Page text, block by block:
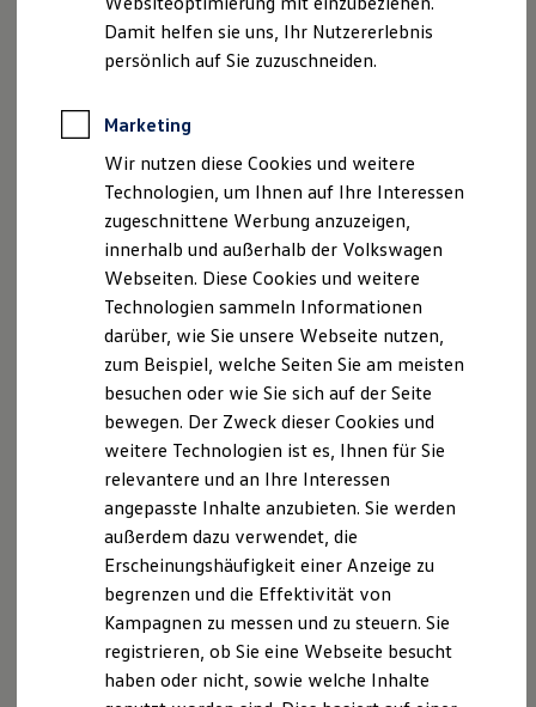
Elektrofahrzeugkonzepte
ID. EVERY1
Reichweite
Rekuperation
Laden unterwegs
Laden Zuhause
Ladestationen finden
Ladezeitensimulator
Batterie
Sicherheit
Nachhaltigkeit
Technologie
Kosten und Kauf
Verbrauchskosten
Kaufoptionen
E-Auto-Förderung
Software und Konnektivität
Die ID. Software 6
ID. Software Versionen und Updates
Digitale Extras
Schnittstellen zu Ihrem ID.
Marke und Erlebnis
Volkswagen R und R Experience
R-Modelle
R Experience
Driving Experience
Volkswagen entdecken
Werkbesichtigung
Fahrassistenzsyste
me im Detail.
Mehr zumConnected Travel Assist
Disclaimer von Volkswagen AG
Beispielhafte Illustration
Im Rahmen der Grenzen des Systems.
Die in dieser Darstellung gezeigten Fahrzeuge und
Ausstattungen können in einzelnen Details vom aktuellen
deutschen Lieferprogramm abweichen. Abgebildet sind
teilweise Sonderausstattungen der Fahrzeuge gegen
Bitte beachten Sie auch unseren Konfigurator für eine
Übersicht der aktuell verfügbaren Modelle und Ausstattungen.
Die angegebenen Verbrauchs- und Emissionswerte beziehen
des Angebots, sondern dienen allein Vergleichszwecken
zwischen den verschiedenen Fahrzeugtypen.
Zusatzausstattungen und Zubehör(Anbauteile, Reifenformat
usw.) können relevante Fahrzeugparameter, wiez. B.Gewicht,
Rollwiderstand und Aerodynamik verändern und neben
Witterungs- und Verkehrsbedingungen sowie dem
individuellen Fahrverhalten den Kraftstoffverbrauch, den
Stromverbrauch, die CO₂-Emissionen und die
Fahrleistungswerte eines Fahrzeugs beeinflussen.
Damit helfen sie uns, Ihr Nutzererlebnis
persönlich auf Sie zuzuschneiden.
Marketing
Wir nutzen diese Cookies und weitere
Technologien, um Ihnen auf Ihre Interessen
zugeschnittene Werbung anzuzeigen,
innerhalb und außerhalb der Volkswagen
Webseiten. Diese Cookies und weitere
Technologien sammeln Informationen
darüber, wie Sie unsere Webseite nutzen,
zum Beispiel, welche Seiten Sie am meisten
besuchen oder wie Sie sich auf der Seite
bewegen. Der Zweck dieser Cookies und
weitere Technologien ist es, Ihnen für Sie
relevantere und an Ihre Interessen
angepasste Inhalte anzubieten. Sie werden
außerdem dazu verwendet, die
Erscheinungshäufigkeit einer Anzeige zu
begrenzen und die Effektivität von
Kampagnen zu messen und zu steuern. Sie
registrieren, ob Sie eine Webseite besucht
haben oder nicht, sowie welche Inhalte